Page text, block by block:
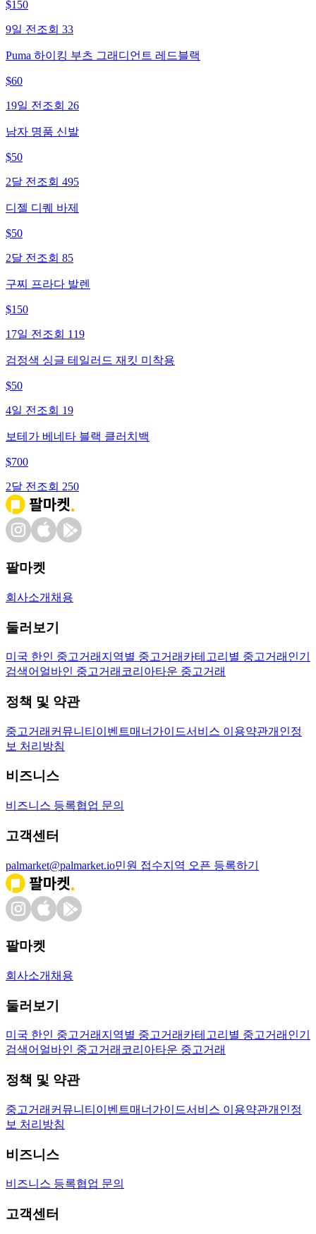
$150
9일 전 조회 33
Puma 하이킹 부츠 그래디언트 레드블랙
$60
19일 전 조회 26
남자 명품 신발
$50
2달 전 조회 495
디젤 디퀘 바제
$50
2달 전 조회 85
구찌 프라다 발렌
$150
17일 전 조회 119
검정색 싱글 테일러드 재킷 미착용
$50
4일 전 조회 19
보테가 베네타 블랙 클러치백
$700
2달 전 조회 250
팔마켓
회사소개 채용
둘러보기
미국 한인 중고거래 지역별 중고거래 카테고리별 중고거래 인기
검색어 얼바인 중고거래 코리아타운 중고거래
정책 및 약관
중고거래 커뮤니티 이벤트매너가이드서비스 이용약관개인정
보 처리방침
비즈니스
비즈니스 등록협업 문의
고객센터
palmarket@palmarket.io민원 접수지역 오픈 등록하기
팔마켓
회사소개 채용
둘러보기
미국 한인 중고거래 지역별 중고거래 카테고리별 중고거래 인기
검색어 얼바인 중고거래 코리아타운 중고거래
정책 및 약관
중고거래 커뮤니티 이벤트매너가이드서비스 이용약관개인정
보 처리방침
비즈니스
비즈니스 등록협업 문의
고객센터